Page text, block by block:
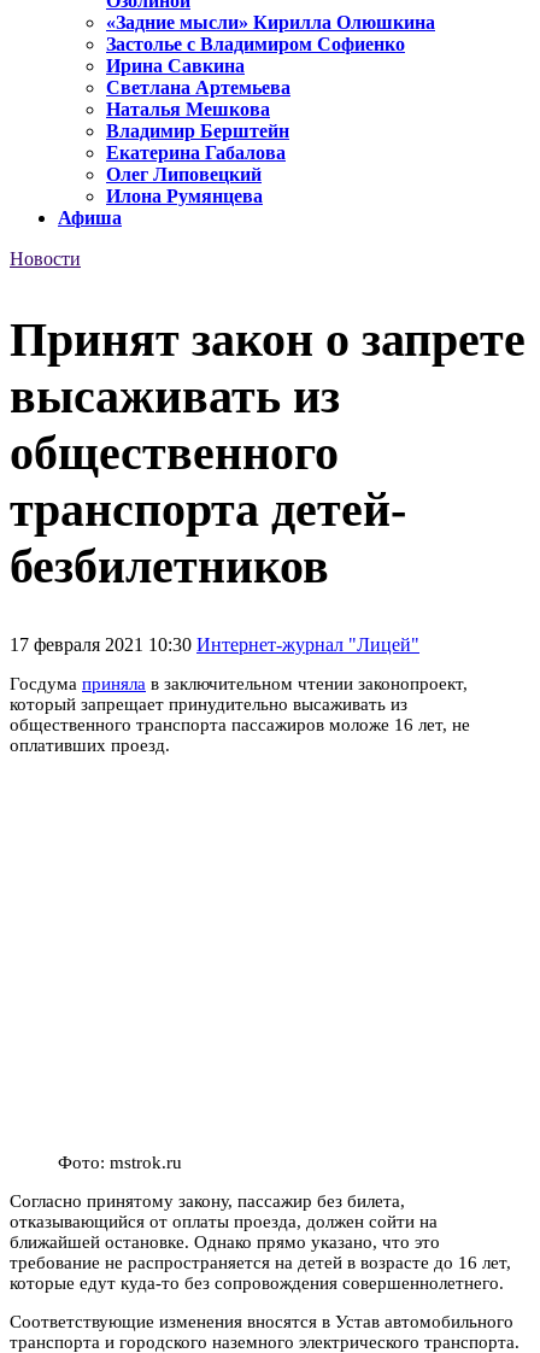
«Задние мысли» Кирилла Олюшкина
Застолье с Владимиром Софиенко
Ирина Савкина
Светлана Артемьева
Наталья Мешкова
Владимир Берштейн
Екатерина Габалова
Олег Липовецкий
Илона Румянцева
Афиша
Новости
Принят закон о запрете
высаживать из
общественного
транспорта детей-
безбилетников
17 февраля 2021 10:30 Интернет-журнал "Лицей"
Госдума приняла в заключительном чтении законопроект,
который запрещает принудительно высаживать из
общественного транспорта пассажиров моложе 16 лет, не
оплативших проезд.
Фото: mstrok.ru
Согласно принятому закону, пассажир без билета,
отказывающийся от оплаты проезда, должен сойти на
ближайшей остановке. Однако прямо указано, что это
требование не распространяется на детей в возрасте до 16 лет,
которые едут куда-то без сопровождения совершеннолетнего.
Соответствующие изменения вносятся в Устав автомобильного
транспорта и городского наземного электрического транспорта.